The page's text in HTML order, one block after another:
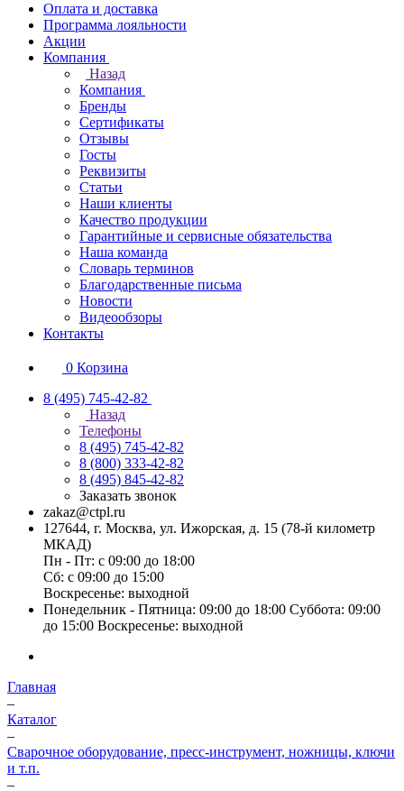
Оплата и доставка
Программа лояльности
Акции
Компания
Назад
Компания
Бренды
Сертификаты
Отзывы
Госты
Реквизиты
Статьи
Наши клиенты
Качество продукции
Гарантийные и сервисные обязательства
Наша команда
Словарь терминов
Благодарственные письма
Новости
Видеообзоры
Контакты
0 Корзина
8 (495) 745-42-82
Назад
Телефоны
8 (495) 745-42-82
8 (800) 333-42-82
8 (495) 845-42-82
Заказать звонок
zakaz@ctpl.ru
127644, г. Москва, ул. Ижорская, д. 15 (78-й километр
МКАД)
Пн - Пт: с 09:00 до 18:00
Сб: с 09:00 до 15:00
Воскресенье: выходной
Понедельник - Пятница: 09:00 до 18:00 Суббота: 09:00
до 15:00 Воскресенье: выходной
Главная
–
Каталог
–
Сварочное оборудование, пресс-инструмент, ножницы, ключи
и т.п.
–